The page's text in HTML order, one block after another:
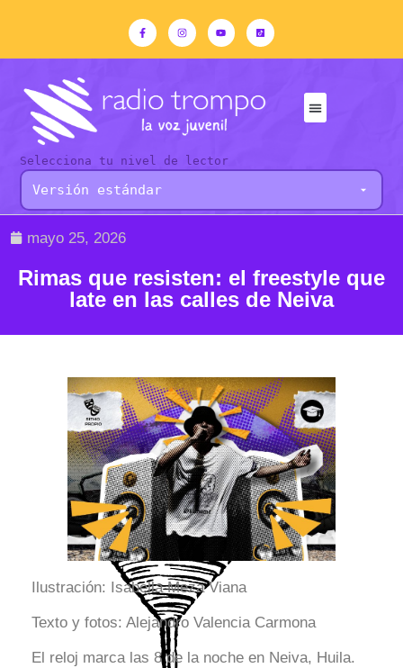
Selecciona tu nivel de lector
mayo 25, 2026
Rimas que resisten: el freestyle que
late en las calles de Neiva
Ilustración: Isabella Meza Viana
Texto y fotos: Alejandro Valencia Carmona
El reloj marca las 8 de la noche en Neiva, Huila.